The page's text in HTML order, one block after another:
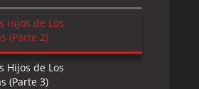
Hijos de Los
(Parte 2)
Hijos de Los
(Parte 3)